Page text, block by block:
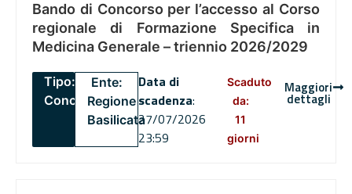
Bando di Concorso per l’accesso al Corso
regionale di Formazione Specifica in
Medicina Generale – triennio 2026/2029
Tipo:
Concorsi
Ente:
Regione
Basilicata
Data di
scadenza:
27/07/2026
23:59
Scaduto
da:
11
giorni
Maggiori
dettagli